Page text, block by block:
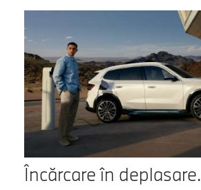
Încărcare în deplasare.